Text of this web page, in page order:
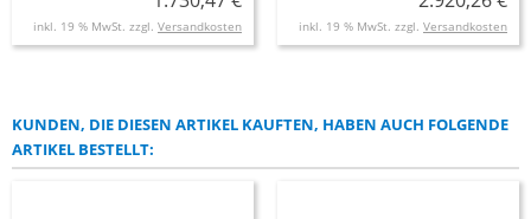
inkl. 19 % MwSt. zzgl. Versandkosten inkl. 19 % MwSt. zzgl. Versandkosten
KUNDEN, DIE DIESEN ARTIKEL KAUFTEN, HABEN AUCH FOLGENDE
ARTIKEL BESTELLT: